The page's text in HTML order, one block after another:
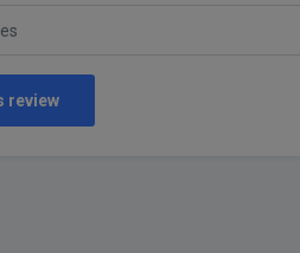
review